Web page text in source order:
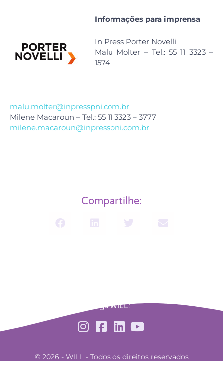
Informações para imprensa
In Press Porter Novelli
Malu Molter – Tel.: 55 11 3323 –
1574
malu.molter@inpresspni.com.br
Milene Macaroun – Tel.: 55 11 3323 – 3777
milene.macaroun@inpresspni.com.br
Compartilhe:
Siga WILL:
© 2026 - WILL - Todos os direitos reservados